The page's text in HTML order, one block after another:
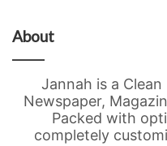
About
Jannah is a Clean
Newspaper,
Packed with
completely